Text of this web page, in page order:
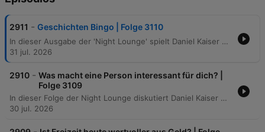
2911 - Geschichten Bingo | Folge 3110
In dieser Ausgabe der 'Night Lounge' spielt Daniel Kaiser eine Runde Geschichten-Bingo, bei der die Moderatoren und Hörer sehr unterschiedliche Erlebnisse teilen. Von unangenehmen Reiseerinnerungen in Nachtzügen und Paris über das Reiten auf Kamelen bis hin zu emotionalen Rückblicken auf Heißluftballonfahrten und traumatische Kindheitsmomente ist alles dabei. Zudem werden ernste Themen wie die schmerzhafte Entfernung von Tattoos, Warnungen vor KI-Betrug bei Tätowierern sowie bewegende Berichte über medizinische Notfälle und den Kampf gegen das Magenkarzinom besprochen. Die Folge endet mit persönlichen Einblicken in die Haltung von Kornnattern und dem Beobachten von Polarlichtern in Ostfriesland.
31 jul. 2026
2910 - Was macht eine Person interessant für dich? |
Folge 3109
In dieser Folge der Night Lounge diskutiert Daniel Kaiser mit verschiedenen Anrufern darüber, was einen Menschen interessant macht. Die Gespräche reichen von der Bedeutung von Dankbarkeit und Ausstrahlung bis hin zu persönlichen Vorlieben bei der Partnerwahl und dem Wert von Authentizität. Die Moderatoren thematisieren zudem die Kunst der Gesprächsführung, das aktive Zuhören sowie die Faszination für unkonventionelle Lebensentwürfe. Abschließend werden Ergebnisse einer Online-Umfrage präsentiert, die zeigen, dass tiefe Gespräche und die Art zu reden die entscheidenden Faktoren für menschliche Anziehung sind.
30 jul. 2026